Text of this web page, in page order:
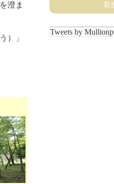
澄ま
）」
新
Tweets by